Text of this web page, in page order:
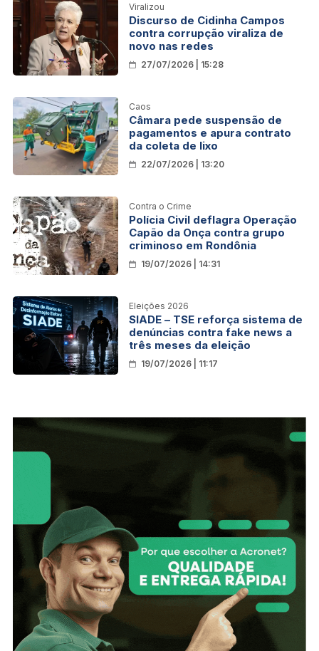
Viralizou
Discurso de Cidinha Campos
contra corrupção viraliza de
novo nas redes
27/07/2026 | 15:28
Caos
Câmara pede suspensão de
pagamentos e apura contrato
da coleta de lixo
22/07/2026 | 13:20
Contra o Crime
Polícia Civil deflagra Operação
Capão da Onça contra grupo
criminoso em Rondônia
19/07/2026 | 14:31
Eleições 2026
SIADE – TSE reforça sistema de
denúncias contra fake news a
três meses da eleição
19/07/2026 | 11:17